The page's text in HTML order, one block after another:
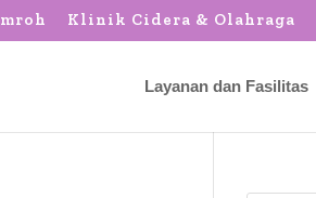
Klinik Cidera & Olahraga
Layanan dan Fasilitas